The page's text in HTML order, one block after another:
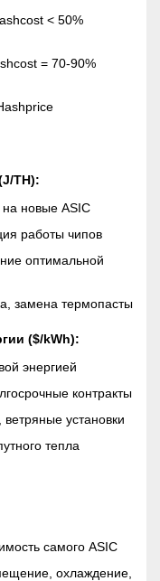
< 50%
= 70-90%
TH):
новые ASIC
работы чипов
оптимальной
замена термопасты
($/kWh):
энергией
контракты
установки
тепла
самого ASIC
охлаждение,